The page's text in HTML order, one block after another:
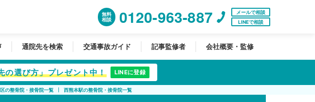
無料
相談
0120-963-887
メールで相談
LINEで相談
通院先を検索 交通事故ガイド 記事監修者 会社概要・監修
の選び方」プレゼント中！ LINEに登録
の整骨院・接骨院一覧 西熊本駅の整骨院・接骨院一覧